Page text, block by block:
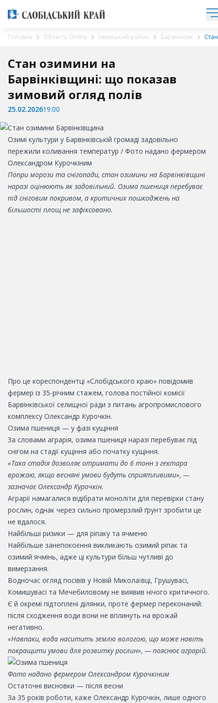
Головна Область Online Ізюмський район Барвінкове
Стан озимини на
Барвінківщині: що показав
зимовий огляд полів
25.02.202619:00
Озимі культури у Барвінківській громаді задовільно
пережили коливання температур / Фото надано фермером
Олександром Курочкіним
Попри морози та снігопади, стан озимини на Барвінківщині
наразі оцінюють як задовільний. Озима пшениця перебуває
під сніговим покривом, а критичних пошкоджень на
більшості площ не зафіксовано.
Про це кореспондентці «Слобідського краю» повідомив
фермер із 35-річним стажем, голова постійної комісії
Барвінківської селищної ради з питань агропромислового
комплексу Олександр Курочкін.
Озима пшениця — у фазі кущіння
За словами аграрія, озима пшениця наразі перебуває під
снігом на стадії кущіння або початку кущіння.
«Така стадія дозволяє отримати до 6 тонн з гектара
врожаю, якщо весняні умови будуть сприятливими», —
зазначає Олександр Курочкін.
Аграрії намагалися відібрати моноліти для перевірки стану
рослин, однак через сильно промерзлий ґрунт зробити це
не вдалося.
Найбільші ризики — для ріпаку та ячменю
Найбільше занепокоєння викликають озимий ріпак та
озимий ячмінь, адже ці культури більш чутливі до
вимерзання.
Водночас огляд посівів у Новій Миколаївці, Грушувасі,
Комишувасі та Мечебиловому не виявив нічого критичного.
Є й окремі підтоплені ділянки, проте фермер переконаний:
після сходження води вони не вплинуть на врожай
негативно.
«Навпаки, вода наситить землю вологою, що може навіть
покращити умови для розвитку рослин», — пояснює аграрій.
Фото надано фермером Олександром Курочкіним
Остаточні висновки — після весни
За 35 років роботи, каже Олександр Курочкін, лише одного